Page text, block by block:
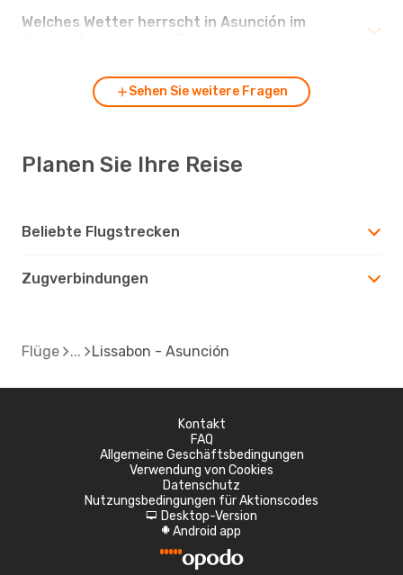
Welches Wetter herrscht in Asunción im
Sehen Sie weitere Fragen
Planen Sie Ihre Reise
Beliebte Flugstrecken
Zugverbindungen
Flüge Lissabon - Asunción
Kontakt
FAQ
Allgemeine Geschäftsbedingungen
Verwendung von Cookies
Datenschutz
Nutzungsbedingungen für Aktionscodes
d Desktop-Version
A Android app